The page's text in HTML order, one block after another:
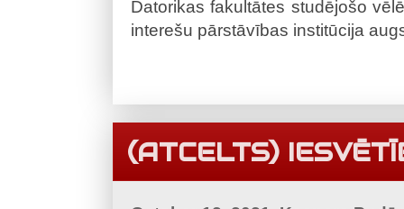
Datorikas fakultātes studējošo
interešu pārstāvības institūcija
(ATCELTS)